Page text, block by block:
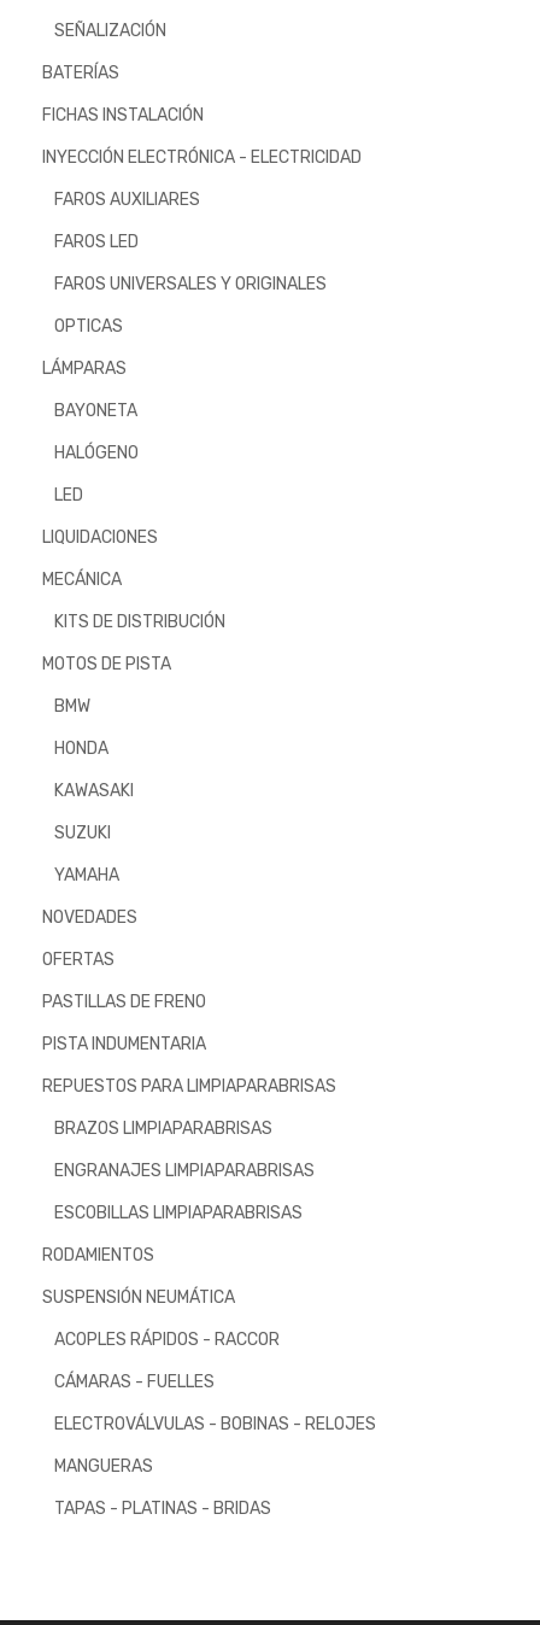
SEÑALIZACIÓN
BATERÍAS
FICHAS INSTALACIÓN
INYECCIÓN ELECTRÓNICA - ELECTRICIDAD
FAROS AUXILIARES
FAROS LED
FAROS UNIVERSALES Y ORIGINALES
OPTICAS
LÁMPARAS
BAYONETA
HALÓGENO
LED
LIQUIDACIONES
MECÁNICA
KITS DE DISTRIBUCIÓN
MOTOS DE PISTA
BMW
HONDA
KAWASAKI
SUZUKI
YAMAHA
NOVEDADES
OFERTAS
PASTILLAS DE FRENO
PISTA INDUMENTARIA
REPUESTOS PARA LIMPIAPARABRISAS
BRAZOS LIMPIAPARABRISAS
ENGRANAJES LIMPIAPARABRISAS
ESCOBILLAS LIMPIAPARABRISAS
RODAMIENTOS
SUSPENSIÓN NEUMÁTICA
ACOPLES RÁPIDOS - RACCOR
CÁMARAS - FUELLES
ELECTROVÁLVULAS - BOBINAS - RELOJES
MANGUERAS
TAPAS - PLATINAS - BRIDAS